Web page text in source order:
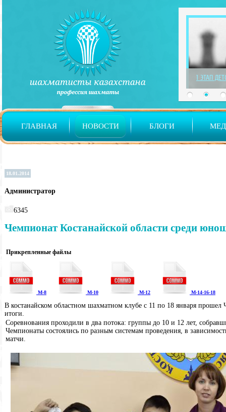
ГЛАВНАЯ НОВОСТИ БЛОГИ
1 ЭТАП
18.01.2014
Администратор
6345
Чемпионат Костанайской области среди
Прикрепленные файлы
М-8 М-10 М-12 М-14-16-18
В костанайском областном шахматном клубе с 11 по 18 января
итоги.
Соревнования проходили в два потока: группы до 10 и 12 лет,
Чемпионаты состоялись по разным системам проведения, в
матчи.